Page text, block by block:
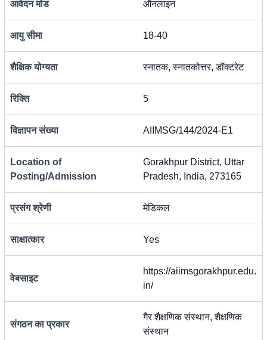
आवेदन मोड ऑनलाइन
आयु सीमा 18-40
शैक्षिक योग्यता स्नातक, स्नातकोत्तर, डॉक्टरेट
रिक्ति 5
विज्ञापन संख्या AIIMSG/144/2024-E1
Location of
Posting/Admission
Gorakhpur District, Uttar
Pradesh, India, 273165
प्रसंग श्रेणी मेडिकल
साक्षात्कार Yes
वेबसाइट
https://aiimsgorakhpur.edu.
in/
संगठन का प्रकार
गैर शैक्षणिक संस्थान, शैक्षणिक
संस्थान